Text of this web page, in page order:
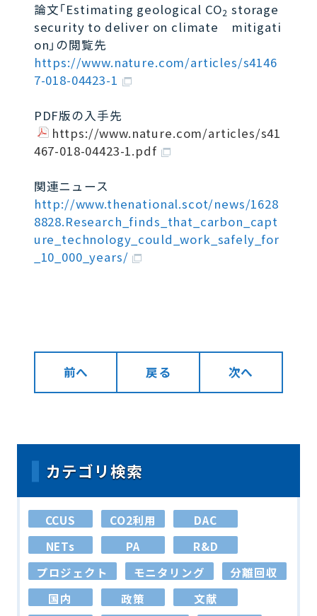
論文「Estimating geological CO2 storage
security to deliver on climate mitigati
on」の閲覧先
https://www.nature.com/articles/s4146
7-018-04423-1
PDF版の入手先
https://www.nature.com/articles/s41
467-018-04423-1.pdf
関連ニュース
http://www.thenational.scot/news/1628
8828.Research_finds_that_carbon_capt
ure_technology_could_work_safely_for
_10_000_years/
前へ 戻る 次へ
カテゴリ検索
CCUS CO2利用
DAC
NETs
PA
R&D
プロジェクト
モニタリング
分離回収
国内
政策
文献